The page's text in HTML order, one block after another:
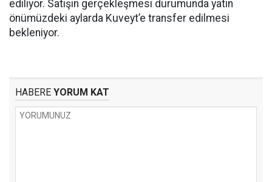
ediliyor. Satışın gerçekleşmesi durumunda yatın
önümüzdeki aylarda Kuveyt’e transfer edilmesi
bekleniyor.
HABERE YORUM KAT